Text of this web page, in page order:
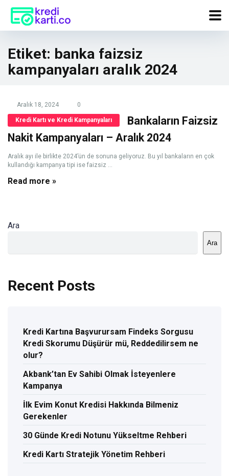
Etiket: banka faizsiz
kampanyaları aralık 2024
Aralık 18, 2024 0
Kredi Kartı ve Kredi Kampanyaları
Bankaların Faizsiz
Nakit Kampanyaları – Aralık 2024
Aralık ayı ile birlikte 2024’ün de sonuna geliyoruz. Bu yıl bankaların en çok
kullandığı kampanya tipi ise faizsiz ...
Read more »
Ara
Ara
Recent Posts
Kredi Kartına Başvurursam Findeks Sorgusu
Kredi Skorumu Düşürür mü, Reddedilirsem ne
olur?
Akbank’tan Ev Sahibi Olmak İsteyenlere
Kampanya
İlk Evim Konut Kredisi Hakkında Bilmeniz
Gerekenler
30 Günde Kredi Notunu Yükseltme Rehberi
Kredi Kartı Stratejik Yönetim Rehberi